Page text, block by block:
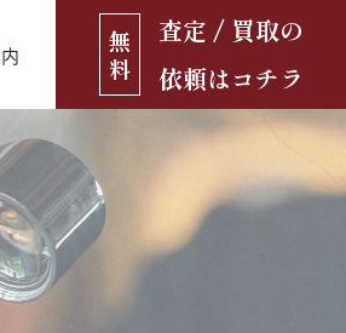
遺品買取
食器
お役立ち情報
無
料
査定 / 買取の
依頼はコチラ